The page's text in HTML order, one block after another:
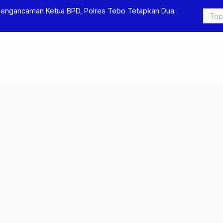
Ketua BPD, Polres Tebo Tetapkan Dua
Polres